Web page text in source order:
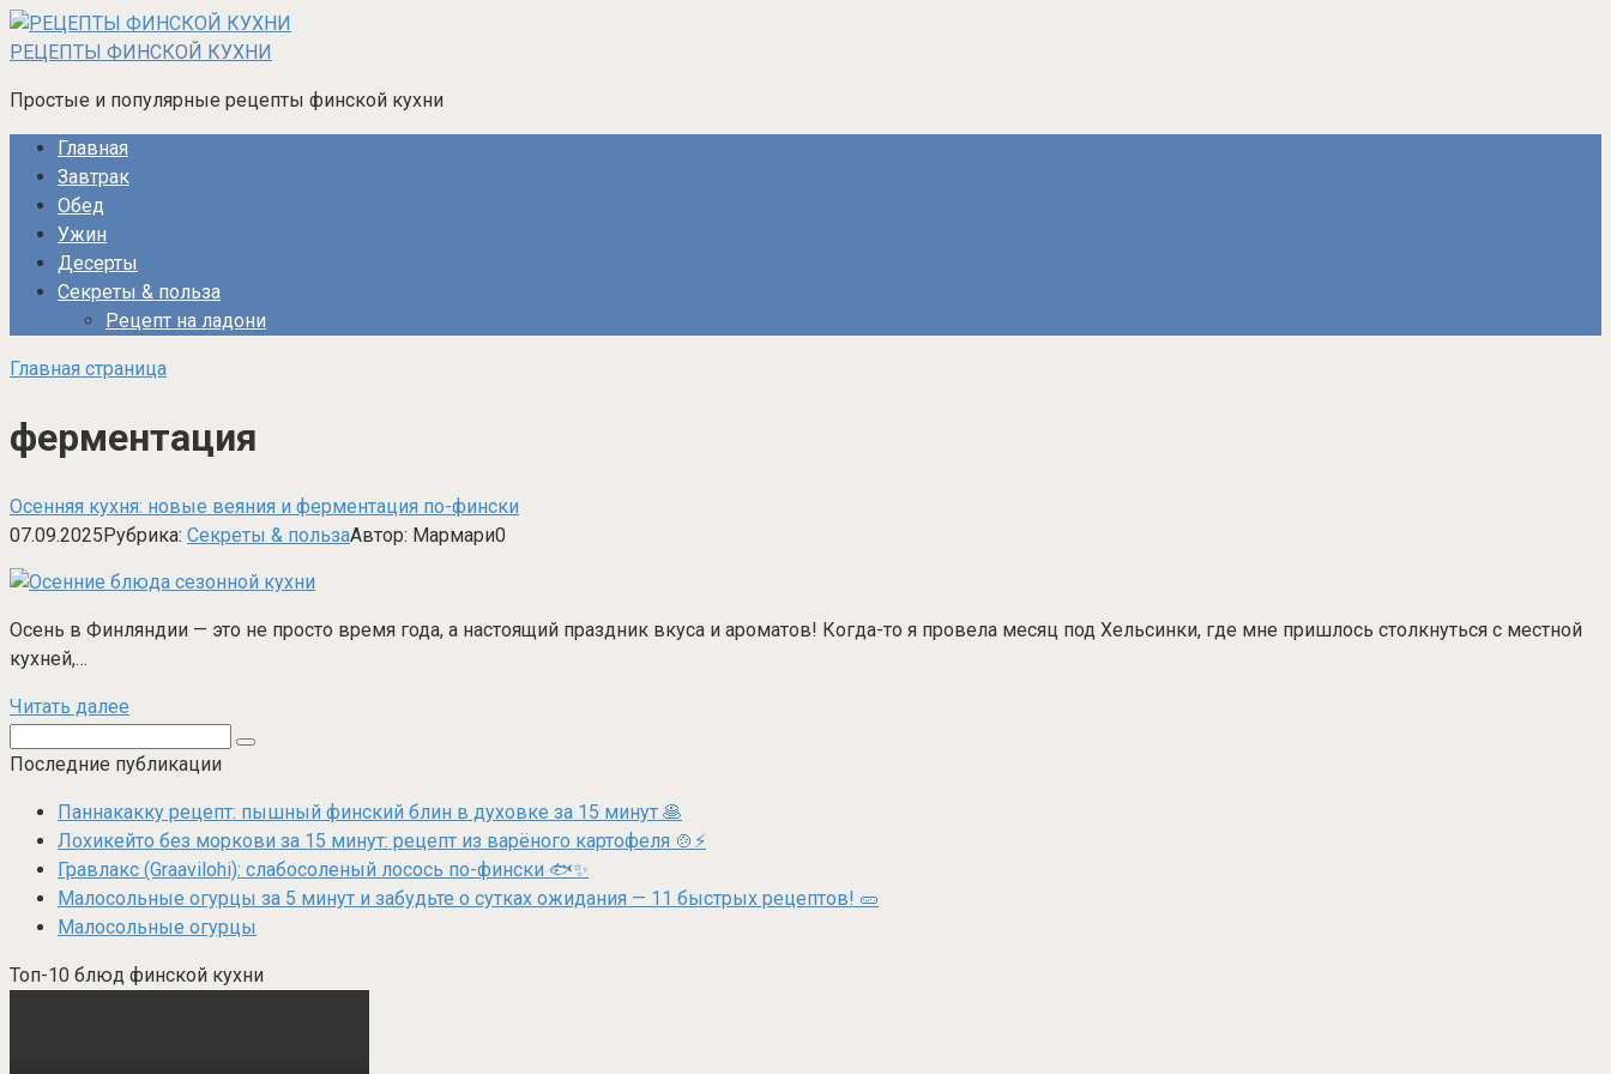
Перейти
к
РЕЦЕПТЫ ФИНСКОЙ КУХНИ
Простые и популярные рецепты финской кухни
Главная
Завтрак
Обед
Ужин
Десерты
Секреты & польза
Рецепт на ладони
Главная страница
ферментация
Осенняя кухня: новые веяния и ферментация по-фински
07.09.2025Рубрика: Секреты & пользаАвтор: Мармари0
Осень в Финляндии — это не просто время года, а настоящий праздник вкуса и ароматов! Когда-то я провела месяц под Хельсинки, где мне пришлось столкнуться с местной
кухней,…
Читать далее
Последние публикации
Паннакакку рецепт: пышный финский блин в духовке за 15 минут 🥞
Лохикейто без моркови за 15 минут: рецепт из варёного картофеля 🍲⚡
Гравлакс (Graavilohi): слабосоленый лосось по-фински 🐟✨
Малосольные огурцы за 5 минут и забудьте о сутках ожидания — 11 быстрых рецептов! 🥒
Малосольные огурцы
Топ-10 блюд финской кухни